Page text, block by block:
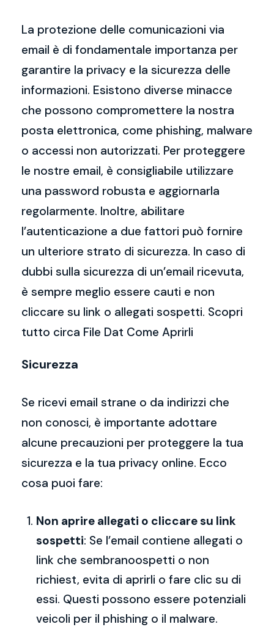
La protezione delle comunicazioni via
email è di fondamentale importanza per
garantire la privacy e la sicurezza delle
informazioni. Esistono diverse minacce
che possono compromettere la nostra
posta elettronica, come phishing, malware
o accessi non autorizzati. Per proteggere
le nostre email, è consigliabile utilizzare
una password robusta e aggiornarla
regolarmente. Inoltre, abilitare
l’autenticazione a due fattori può fornire
un ulteriore strato di sicurezza. In caso di
dubbi sulla sicurezza di un’email ricevuta,
è sempre meglio essere cauti e non
cliccare su link o allegati sospetti. Scopri
tutto circa File Dat Come Aprirli
Sicurezza
Se ricevi email strane o da indirizzi che
non conosci, è importante adottare
alcune precauzioni per proteggere la tua
sicurezza e la tua privacy online. Ecco
cosa puoi fare:
Non aprire allegati o cliccare su link
sospetti: Se l’email contiene allegati o
link che sembranoospetti o non
richiest, evita di aprirli o fare clic su di
essi. Questi possono essere potenziali
veicoli per il phishing o il malware.